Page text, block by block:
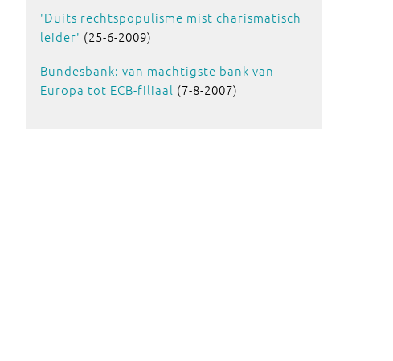
'Duits rechtspopulisme mist charismatisch
leider' (25-6-2009)
Bundesbank: van machtigste bank van
Europa tot ECB-filiaal (7-8-2007)